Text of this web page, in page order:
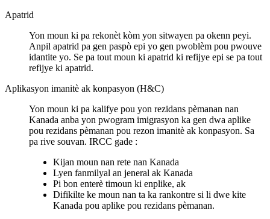
Apatrid
Yon moun ki pa rekonèt kòm yon sitwayen pa okenn peyi.
Anpil apatrid pa gen paspò epi yo gen pwoblèm pou pwouve
idantite yo. Se pa tout moun ki apatrid ki refijye epi se pa tout
refijye ki apatrid.
Aplikasyon imanitè ak konpasyon (H&C)
Yon moun ki pa kalifye pou yon rezidans pèmanan nan
Kanada anba yon pwogram imigrasyon ka gen dwa aplike
pou rezidans pèmanan pou rezon imanitè ak konpasyon. Sa
pa rive souvan. IRCC gade :
Kijan moun nan rete nan Kanada
Lyen fanmilyal an jeneral ak Kanada
Pi bon enterè timoun ki enplike, ak
Difikilte ke moun nan ta ka rankontre si li dwe kite
Kanada pou aplike pou rezidans pèmanan.